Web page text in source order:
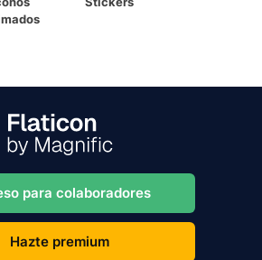
para colaboradores
Hazte premium